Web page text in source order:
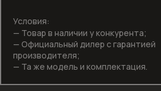
Пароварки
Пароварки с СВЧ
Подогреватели посуды
Условия:
— Товар в наличии у конкурента;
— Официальный дилер с гарантией
производителя;
— Та же модель и комплектация.